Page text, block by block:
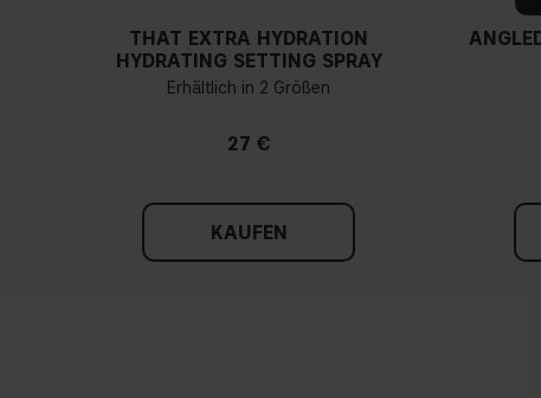
THAT EXTRA HYDRATION
HYDRATING SETTING SPRAY
Erhältlich in 2 Größen
27 €
KAUFEN